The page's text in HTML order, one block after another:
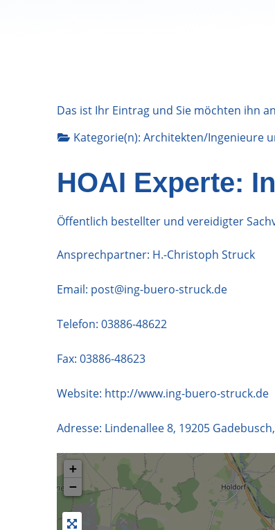
Das ist Ihr Eintrag und Sie möchten ihn
Kategorie(n): Architekten/Ingenieure
HOAI Experte:
Öffentlich bestellter und vereidigter
Ansprechpartner: H.-Christoph Struck
Email: post@ing-buero-struck.de
Telefon: 03886-48622
Fax: 03886-48623
Website: http://www.ing-buero-struck.de
Adresse: Lindenallee 8, 19205 Gadebusch,
+
−